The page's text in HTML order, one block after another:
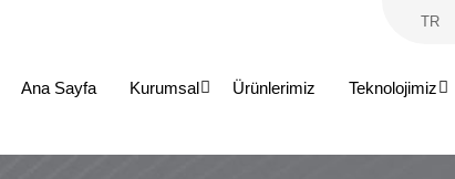
TR
Ana Sayfa Kurumsal Ürünlerimiz Teknolojimiz